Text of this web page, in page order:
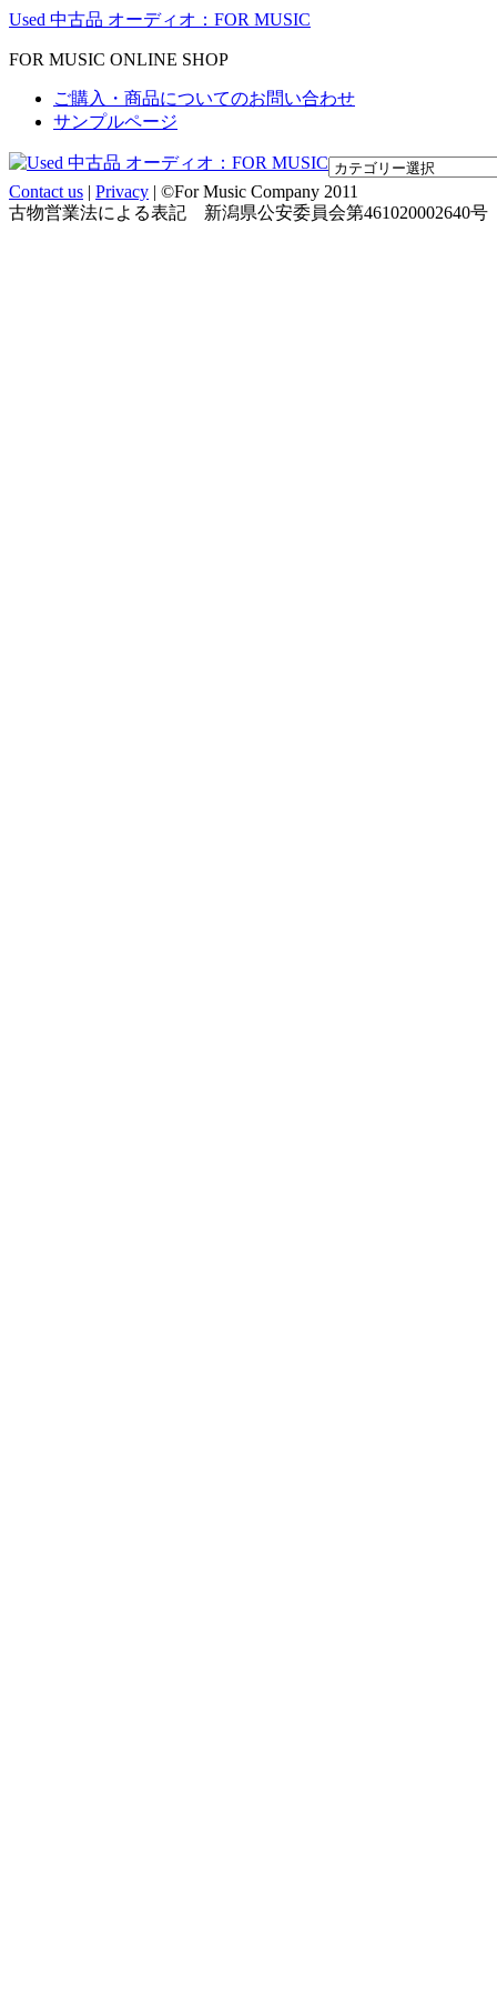
Used 中古品 オーディオ：FOR MUSIC
FOR MUSIC ONLINE SHOP
ご購入・商品についてのお問い合わせ
サンプルページ
Contact us | Privacy | ©For Music Company 2011
古物営業法による表記 新潟県公安委員会第461020002640号